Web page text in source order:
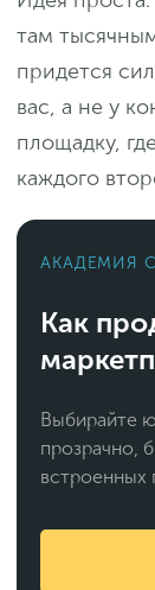
там
придется
вас, а не у
площадку,
каждого
АКАДЕМИЯ
Как
Выбирайте
прозрачно,
встроенных